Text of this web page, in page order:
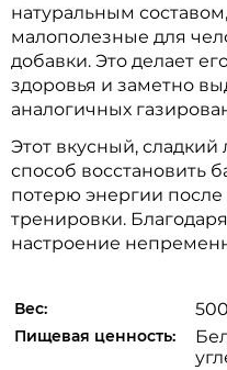
натуральным
малополезные для
добавки. Это делает
здоровья и заметно
аналогичных
Этот вкусный,
способ восстановить
потерю энергии
тренировки.
настроение
Вес:
Пищевая ценность: